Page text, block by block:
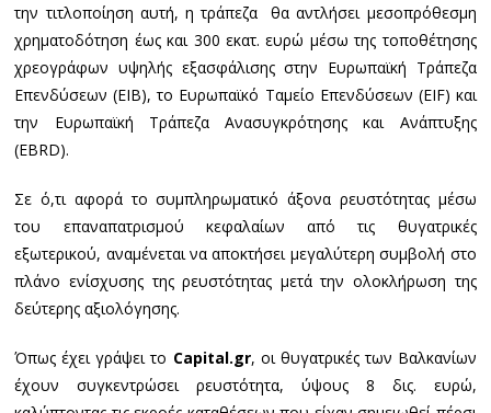
την τιτλοποίηση αυτή, η τράπεζα θα αντλήσει μεσοπρόθεσμη
χρηματοδότηση έως και 300 εκατ. ευρώ μέσω της τοποθέτησης
χρεογράφων υψηλής εξασφάλισης στην Ευρωπαϊκή Τράπεζα
Επενδύσεων (EIB), το Ευρωπαϊκό Ταμείο Επενδύσεων (EIF) και
την Ευρωπαϊκή Τράπεζα Ανασυγκρότησης και Ανάπτυξης
(EBRD).
Σε ό,τι αφορά το συμπληρωματικό άξονα ρευστότητας μέσω
του επαναπατρισμού κεφαλαίων από τις θυγατρικές
εξωτερικού, αναμένεται να αποκτήσει μεγαλύτερη συμβολή στο
πλάνο ενίσχυσης της ρευστότητας μετά την ολοκλήρωση της
δεύτερης αξιολόγησης.
Όπως έχει γράψει το Capital.gr, οι θυγατρικές των Βαλκανίων
έχουν συγκεντρώσει ρευστότητα, ύψους 8 δις. ευρώ,